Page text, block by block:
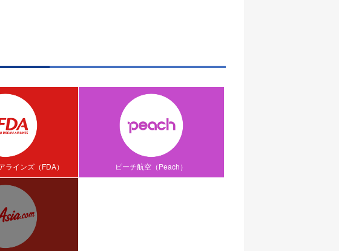
ラインズ（FDA） ピーチ航空（Peach）